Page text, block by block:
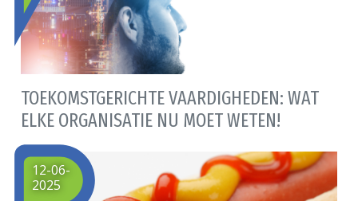
TOEKOMSTGERICHTE VAARDIGHEDEN: WAT
ELKE ORGANISATIE NU MOET WETEN!
12-06-
2025